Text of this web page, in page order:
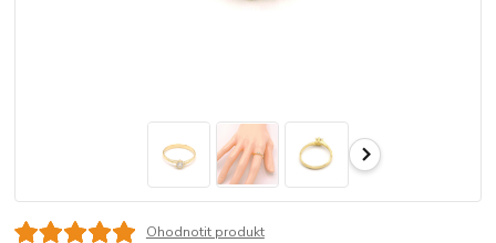
Ohodnotit produkt